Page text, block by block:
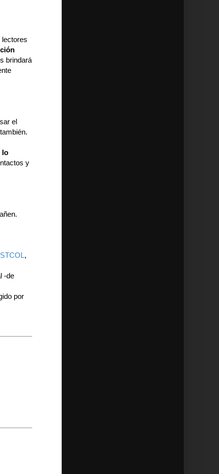
lectores
brindará
el
lo
y
,
-de
por